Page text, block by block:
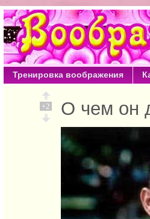
Тренировка воображения
+2 О чем он